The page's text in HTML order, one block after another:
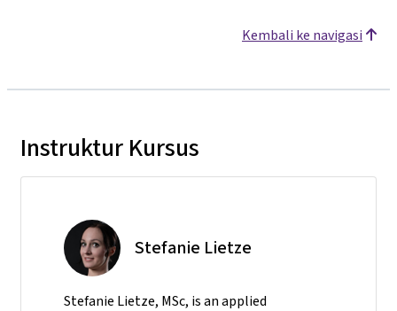
Kembali ke navigasi
Instruktur Kursus
Stefanie Lietze
Stefanie Lietze, MSc, is an applied